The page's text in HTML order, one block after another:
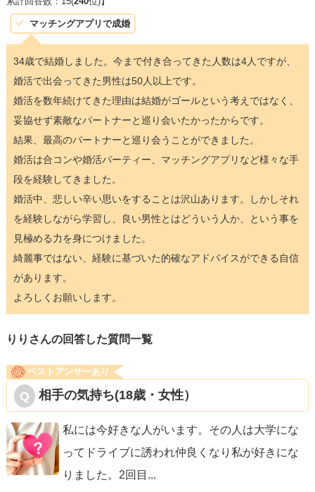
マッチングアプリで成婚
34歳で結婚しました。今まで付き合ってきた人数は4人ですが、
婚活で出会ってきた男性は50人以上です。
婚活を数年続けてきた理由は結婚がゴールという考えではなく、
妥協せず素敵なパートナーと巡り会いたかったからです。
結果、最高のパートナーと巡り会うことができました。
婚活は合コンや婚活パーティー、マッチングアプリなど様々な手
段を経験してきました。
婚活中、悲しい辛い思いをすることは沢山あります。しかしそれ
を経験しながら学習し、良い男性とはどういう人か、という事を
見極める力を身につけました。
綺麗事ではない、経験に基づいた的確なアドバイスができる自信
があります。
よろしくお願いします。
りりさんの回答した質問一覧
ベストアンサーあり
相手の気持ち(18歳・女性）
私には今好きな人がいます。その人は大学にな
ってドライブに誘われ仲良くなり私が好きにな
りました。2回目 ...